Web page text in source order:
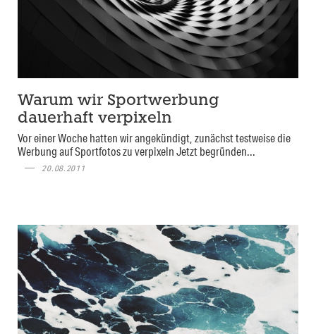
Warum wir Sportwerbung
dauerhaft verpixeln
Vor einer Woche hatten wir angekündigt, zunächst testweise die
Werbung auf Sportfotos zu verpixeln Jetzt begründen...
20.08.2011